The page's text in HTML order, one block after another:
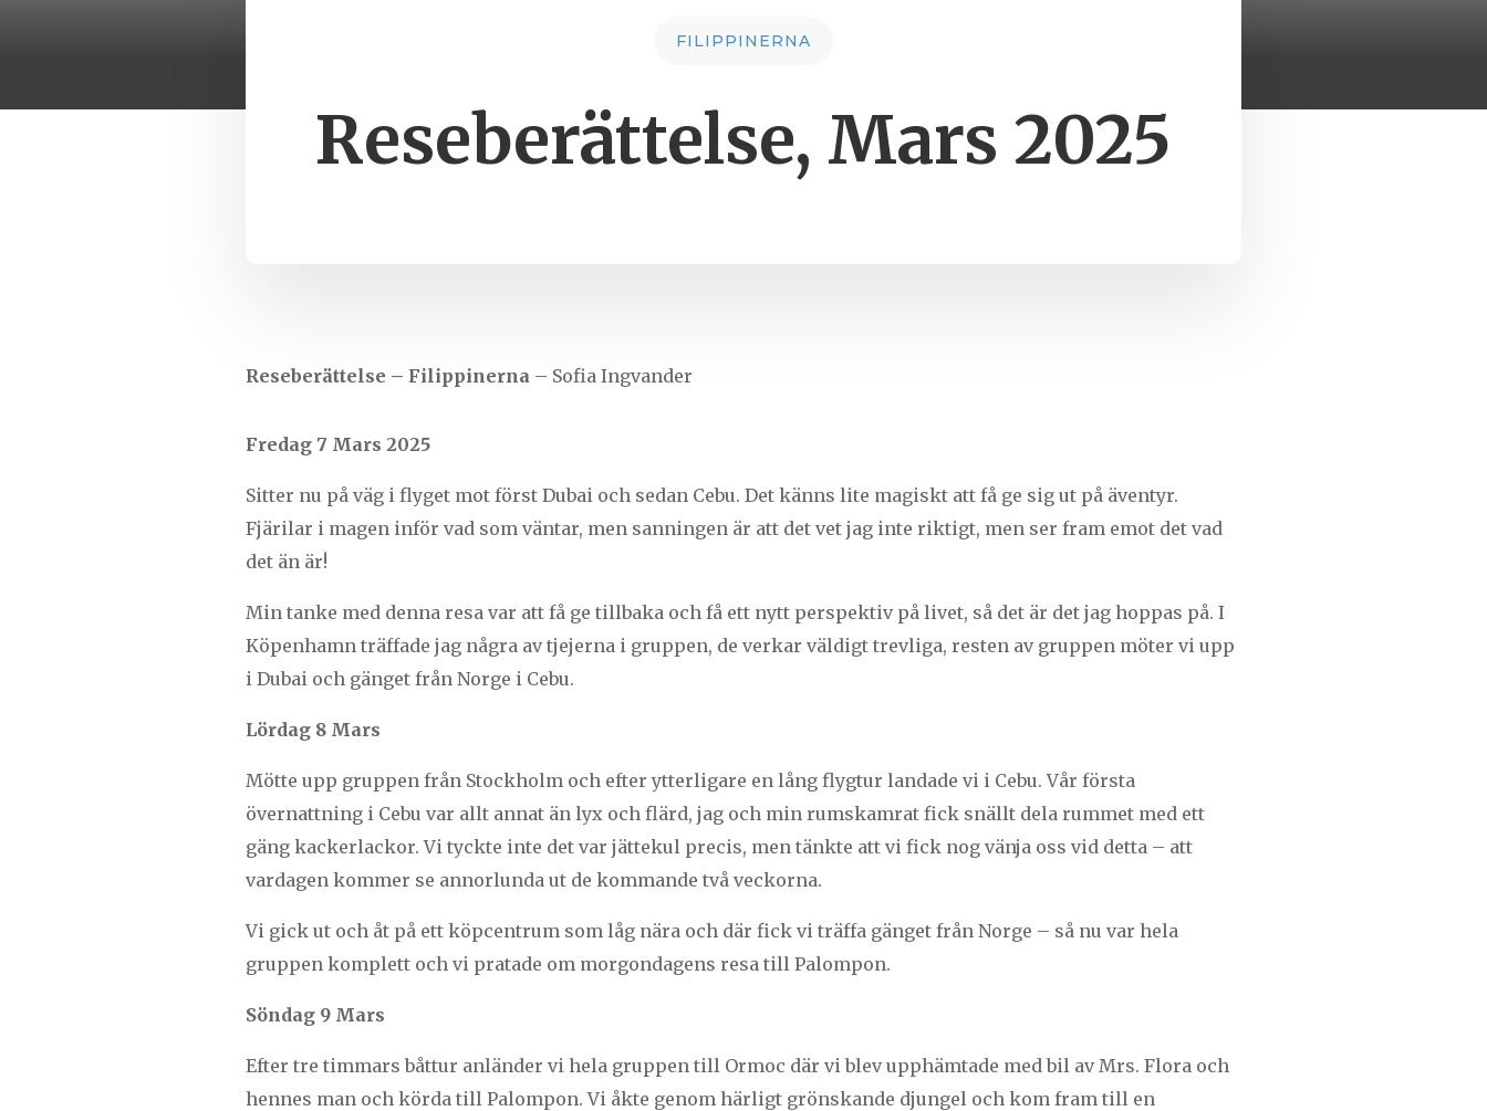
FILIPPINERNA
Reseberättelse, Mars 2025
Reseberättelse – Filippinerna – Sofia Ingvander
Fredag 7 Mars 2025
Sitter nu på väg i flyget mot först Dubai och sedan Cebu. Det känns lite magiskt att få ge sig ut på äventyr.
Fjärilar i magen inför vad som väntar, men sanningen är att det vet jag inte riktigt, men ser fram emot det vad
det än är!
Min tanke med denna resa var att få ge tillbaka och få ett nytt perspektiv på livet, så det är det jag hoppas på. I
Köpenhamn träffade jag några av tjejerna i gruppen, de verkar väldigt trevliga, resten av gruppen möter vi upp
i Dubai och gänget från Norge i Cebu.
Lördag 8 Mars
Mötte upp gruppen från Stockholm och efter ytterligare en lång flygtur landade vi i Cebu. Vår första
övernattning i Cebu var allt annat än lyx och flärd, jag och min rumskamrat fick snällt dela rummet med ett
gäng kackerlackor. Vi tyckte inte det var jättekul precis, men tänkte att vi fick nog vänja oss vid detta – att
vardagen kommer se annorlunda ut de kommande två veckorna.
Vi gick ut och åt på ett köpcentrum som låg nära och där fick vi träffa gänget från Norge – så nu var hela
gruppen komplett och vi pratade om morgondagens resa till Palompon.
Söndag 9 Mars
Efter tre timmars båttur anländer vi hela gruppen till Ormoc där vi blev upphämtade med bil av Mrs. Flora och
hennes man och körda till Palompon. Vi åkte genom härligt grönskande djungel och kom fram till en